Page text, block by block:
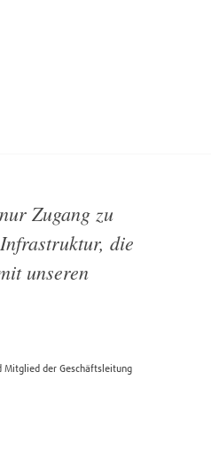
Zugang zu
die
unseren
Mitglied der Geschäftsleitung